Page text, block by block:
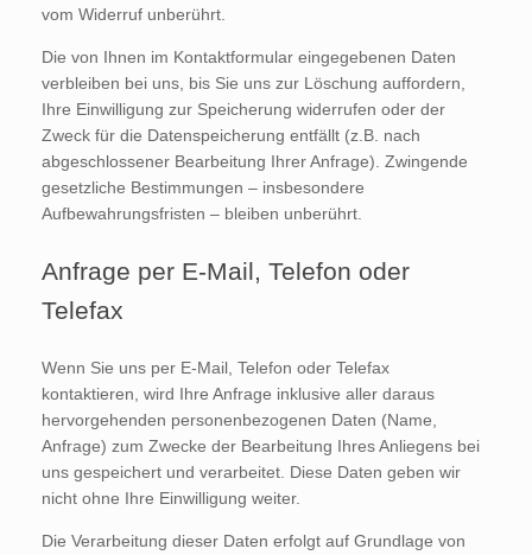
vom Widerruf unberührt.
Die von Ihnen im Kontaktformular eingegebenen Daten
verbleiben bei uns, bis Sie uns zur Löschung auffordern,
Ihre Einwilligung zur Speicherung widerrufen oder der
Zweck für die Datenspeicherung entfällt (z.B. nach
abgeschlossener Bearbeitung Ihrer Anfrage). Zwingende
gesetzliche Bestimmungen – insbesondere
Aufbewahrungsfristen – bleiben unberührt.
Anfrage per E-Mail, Telefon oder
Telefax
Wenn Sie uns per E-Mail, Telefon oder Telefax
kontaktieren, wird Ihre Anfrage inklusive aller daraus
hervorgehenden personenbezogenen Daten (Name,
Anfrage) zum Zwecke der Bearbeitung Ihres Anliegens bei
uns gespeichert und verarbeitet. Diese Daten geben wir
nicht ohne Ihre Einwilligung weiter.
Die Verarbeitung dieser Daten erfolgt auf Grundlage von